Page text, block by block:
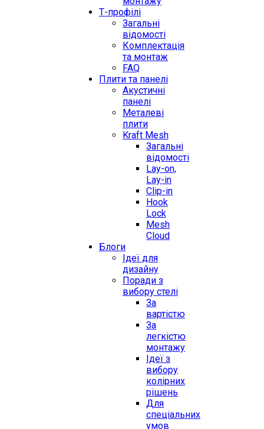
Т-профілі
Загальні
відомості
Комплектація
та монтаж
FAQ
Плити та панелі
Акустичні
панелі
Металеві
плити
Kraft Mesh
Загальні
відомості
Lay-on,
Lay-in
Clip-in
Hook
Lock
Mesh
Cloud
Блоги
Ідеї для
дизайну
Поради з
вибору стелі
За
вартістю
За
легкістю
монтажу
Ідеї з
вибору
колірних
рішень
Для
спеціальних
умов